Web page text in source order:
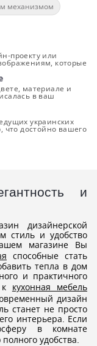
механизмом
проекту или
которые
материале и
в ваш
украинских
что достойно вашего
и
дизайнерской
стиль и удобство
магазине Вы
способные стать
тепла в дом
и практичного
кухонная мебель
дизайн
станет не просто
интерьера. Если
в комнате
удобства.